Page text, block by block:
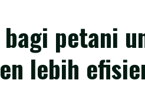
petani
lebih